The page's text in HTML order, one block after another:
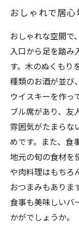
おしゃれで居心
おしゃれな空間で
入口から足を踏み
す。木のぬくもり
種類のお酒が並び
ウイスキーを作っ
ブル席があり、友
雰囲気がたまらな
めです。また、食
地元の旬の食材を
や肉料理はもちろ
おつまみもありま
食事も美味しいバ
かがでしょうか。